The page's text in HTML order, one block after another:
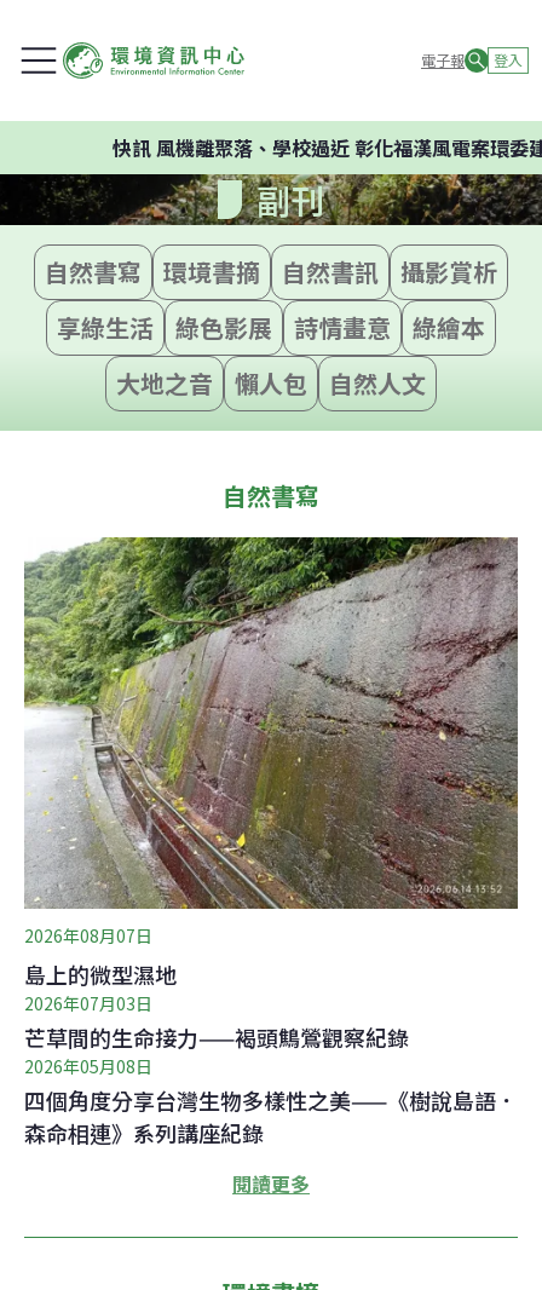
電子報 登入
風機離聚落、學校過近 彰化福漢風電案環委建議不應
副刊
自然書寫 環境書摘 自然書訊
攝影賞析
享綠生活
綠色影展 詩情畫意
綠繪本
大地之音
懶人包 自然人文
自然書寫
2026年08月07日
島上的微型濕地
2026年07月03日
芒草間的生命接力——褐頭鷦鶯觀察紀錄
2026年05月08日
四個角度分享台灣生物多樣性之美——《樹說島語．
森命相連》系列講座紀錄
閱讀更多